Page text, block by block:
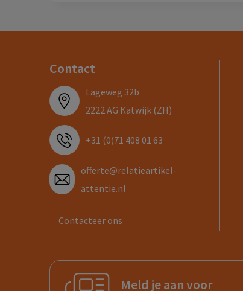
Contact
Lageweg 32b
2222 AG Katwijk (ZH)
+31 (0)71 408 01 63
offerte@relatieartikel-
attentie.nl
Contacteer ons
Meld je aan voor